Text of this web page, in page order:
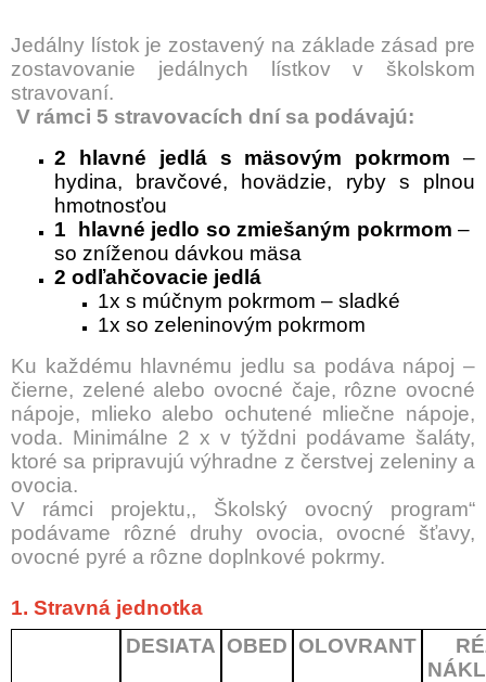
Jedálny lístok je zostavený na základe zásad pre
zostavovanie jedálnych lístkov v školskom
stravovaní.
V rámci 5 stravovacích dní sa podávajú:
2 hlavné jedlá s mäsovým pokrmom –
hydina, bravčové, hovädzie, ryby s plnou
hmotnosťou
1 hlavné jedlo so zmiešaným pokrmom –
so zníženou dávkou mäsa
2 odľahčovacie jedlá
1x s múčnym pokrmom – sladké
1x so zeleninovým pokrmom
Ku každému hlavnému jedlu sa podáva nápoj –
čierne, zelené alebo ovocné čaje, rôzne ovocné
nápoje, mlieko alebo ochutené mliečne nápoje,
voda. Minimálne 2 x v týždni podávame šaláty,
ktoré sa pripravujú výhradne z čerstvej zeleniny a
ovocia.
V rámci projektu,, Školský ovocný program“
podávame rôzné druhy ovocia, ovocné šťavy,
ovocné pyré a rôzne doplnkové pokrmy.
1. Stravná jednotka
DESIATA OBED OLOVRANT